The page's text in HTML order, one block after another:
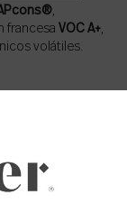
,
francesa VOC A+,
volátiles.